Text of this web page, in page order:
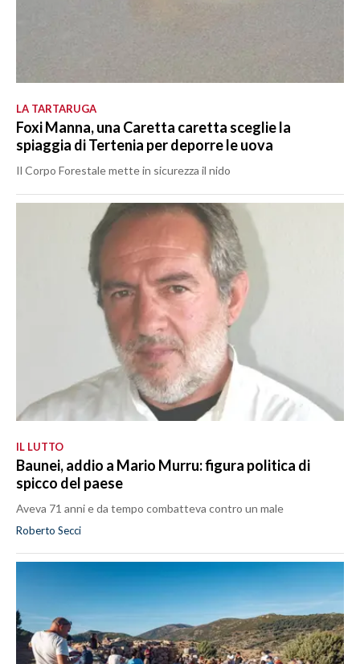
LA TARTARUGA
Foxi Manna, una Caretta caretta sceglie la
spiaggia di Tertenia per deporre le uova
Il Corpo Forestale mette in sicurezza il nido
IL LUTTO
Baunei, addio a Mario Murru: figura politica di
spicco del paese
Aveva 71 anni e da tempo combatteva contro un male
Roberto Secci